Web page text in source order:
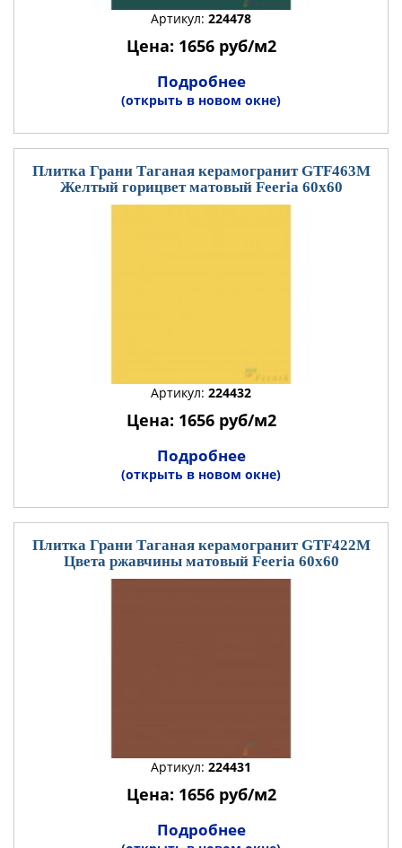
Артикул: 224478
Цена: 1656 руб/м2
Подробнее
(открыть в новом окне)
Плитка Грани Таганая керамогранит GTF463М
Желтый горицвет матовый Feeria 60x60
Артикул: 224432
Цена: 1656 руб/м2
Подробнее
(открыть в новом окне)
Плитка Грани Таганая керамогранит GTF422М
Цвета ржавчины матовый Feeria 60x60
Артикул: 224431
Цена: 1656 руб/м2
Подробнее